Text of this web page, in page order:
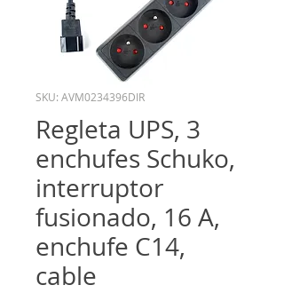
SKU: AVM0234396DIR
Regleta UPS, 3
enchufes Schuko,
interruptor
fusionado, 16 A,
enchufe C14,
cable